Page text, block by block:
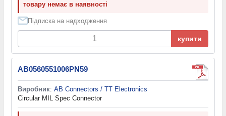
товару немає в наявності
Підписка на надходження
купити
AB0560551006PN59
Виробник: AB Connectors / TT Electronics
Circular MIL Spec Connector